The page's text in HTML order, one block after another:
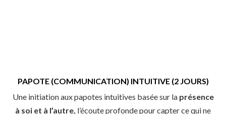
PAPOTE (COMMUNICATION) INTUITIVE (2 JOURS)
Une initiation aux papotes intuitives basée sur la présence
à soi et à l’autre, l’écoute profonde pour capter ce qui ne